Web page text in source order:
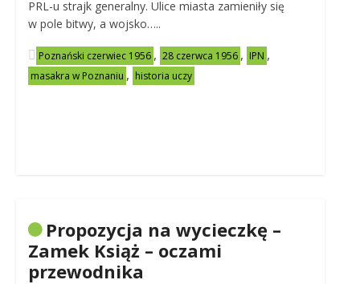
PRL-u strajk generalny. Ulice miasta zamieniły się
w pole bitwy, a wojsko…..
Poznański czerwiec 1956 , 28 czerwca 1956 , IPN ,
masakra w Poznaniu , historia uczy
Propozycja na wycieczkę –
Zamek Książ – oczami
przewodnika